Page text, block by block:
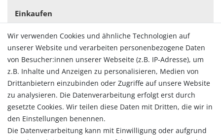
Einkaufen
Zahlungsarten
Versandarten & -kosten
Widerrufsrecht
Vertrag widerrufen
Konto
Login
Registrieren
Warenkorb
Zur Kasse
Wir verwenden Cookies und ähnliche Technologien auf
unserer Website und verarbeiten personenbezogene Daten
von Besucher:innen unserer Webseite (z.B. IP-Adresse), um
z.B. Inhalte und Anzeigen zu personalisieren, Medien von
Drittanbietern einzubinden oder Zugriffe auf unsere Website
zu analysieren. Die Datenverarbeitung erfolgt erst durch
gesetzte Cookies. Wir teilen diese Daten mit Dritten, die wir in
den Einstellungen benennen.
Die Datenverarbeitung kann mit Einwilligung oder aufgrund